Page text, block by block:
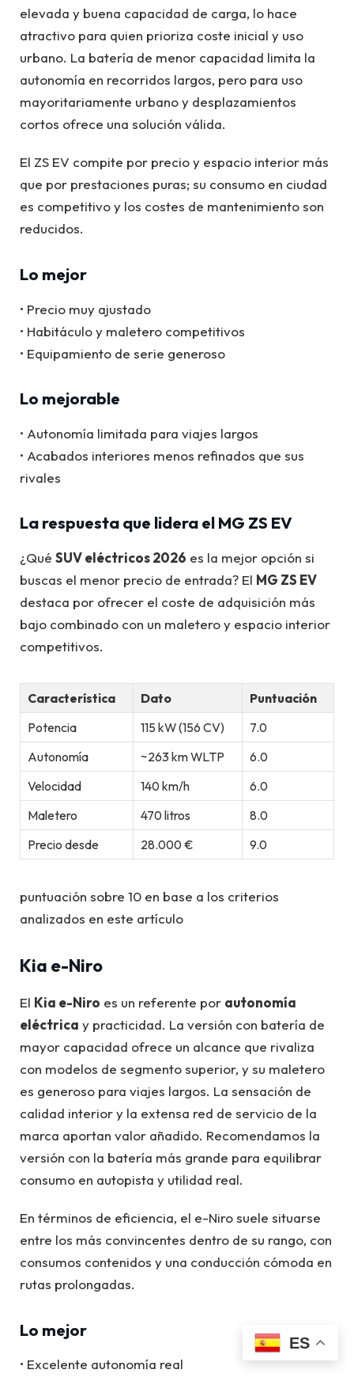
elevada y buena capacidad de carga, lo hace
atractivo para quien prioriza coste inicial y uso
urbano. La batería de menor capacidad limita la
autonomía en recorridos largos, pero para uso
mayoritariamente urbano y desplazamientos
cortos ofrece una solución válida.
El ZS EV compite por precio y espacio interior más
que por prestaciones puras; su consumo en ciudad
es competitivo y los costes de mantenimiento son
reducidos.
Lo mejor
• Precio muy ajustado
• Habitáculo y maletero competitivos
• Equipamiento de serie generoso
Lo mejorable
• Autonomía limitada para viajes largos
• Acabados interiores menos refinados que sus
rivales
La respuesta que lidera el MG ZS EV
¿Qué SUV eléctricos 2026 es la mejor opción si
buscas el menor precio de entrada? El MG ZS EV
destaca por ofrecer el coste de adquisición más
bajo combinado con un maletero y espacio interior
competitivos.
Característica Dato
Puntuación
Potencia
115 kW (156 CV)
7.0
Autonomía
~263 km WLTP
6.0
Velocidad
140 km/h
6.0
Maletero
470 litros
8.0
Precio desde
28.000 € 9.0
puntuación sobre 10 en base a los criterios
analizados en este artículo
Kia e-Niro
El Kia e-Niro es un referente por autonomía
eléctrica y practicidad. La versión con batería de
mayor capacidad ofrece un alcance que rivaliza
con modelos de segmento superior, y su maletero
es generoso para viajes largos. La sensación de
calidad interior y la extensa red de servicio de la
marca aportan valor añadido. Recomendamos la
versión con la batería más grande para equilibrar
consumo en autopista y utilidad real.
En términos de eficiencia, el e-Niro suele situarse
entre los más convincentes dentro de su rango, con
consumos contenidos y una conducción cómoda en
rutas prolongadas.
Lo mejor
• Excelente autonomía real
ES